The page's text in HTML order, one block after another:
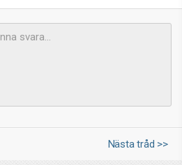
Nästa tråd >>